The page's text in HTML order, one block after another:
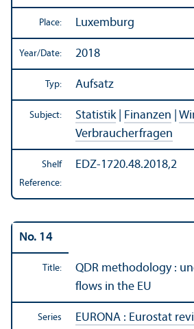
Place: Luxemburg
Year/Date: 2018
Typ: Aufsatz
Subject: Statistik| Finanzen
Verbraucherfragen
Shelf
Reference:
EDZ-1720.48.2018,2
No. 14
Title:
QDR methodology :
flows in the EU
Series
EURONA : Eurostat